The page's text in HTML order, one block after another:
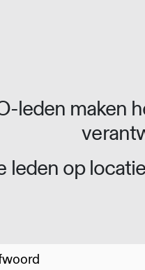
leden maken
leden op